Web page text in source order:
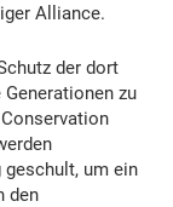
Alliance.
der dort
zu
um ein
den